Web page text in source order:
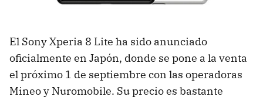
El Sony Xperia 8 Lite ha sido anunciado
oficialmente en Japón, donde se pone a la venta
el próximo 1 de septiembre con las operadoras
Mineo y Nuromobile. Su precio es bastante